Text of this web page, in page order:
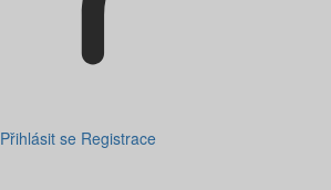
Přihlásit se Registrace